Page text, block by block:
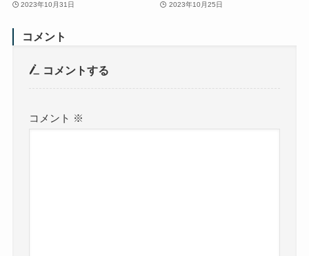
2023年10月31日 2023年10月25日
コメント
コメントする
コメント ※